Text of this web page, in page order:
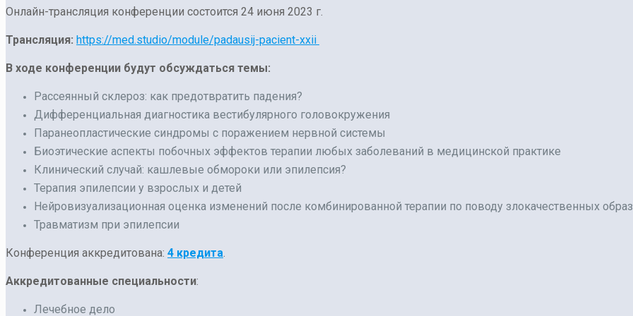
Онлайн-трансляция конференции состоится 24 июня 2023 г.
Трансляция: https://med.studio/module/padausij-pacient-xxii
В ходе конференции будут обсуждаться темы:
Рассеянный склероз: как предотвратить падения?
Дифференциальная диагностика вестибулярного головокружения
Паранеопластические синдромы с поражением нервной системы
Биоэтические аспекты побочных эффектов терапии любых заболеваний в медицинской практике
Клинический случай: кашлевые обмороки или эпилепсия?
Терапия эпилепсии у взрослых и детей
Нейровизуализационная оценка изменений после комбинированной терапии по поводу злокачественных
Травматизм при эпилепсии
Конференция аккредитована: 4 кредита
Аккредитованные специальности:
Лечебное дело